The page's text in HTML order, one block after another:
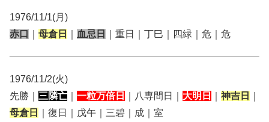
1976/11/1(月)
赤口
母倉日 血忌日 ｜重日｜丁巳｜四緑｜危｜危
1976/11/2(火)
先勝｜ 三隣亡 一粒万倍日 ｜八専間日｜ 大明日 神吉日
母倉日
｜復日｜戊午｜三碧｜成｜室